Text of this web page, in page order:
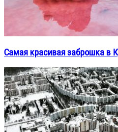
Самая красивая заброшка в